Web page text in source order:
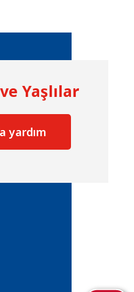
Yaşlılar
yardım